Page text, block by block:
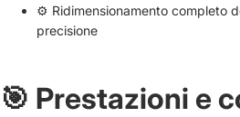
⚙️ Ridimensionamento completo
precisione
🎯 Prestazioni e